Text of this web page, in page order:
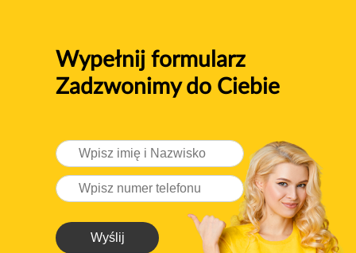
Wypełnij formularz
Zadzwonimy do Ciebie
Wyślij